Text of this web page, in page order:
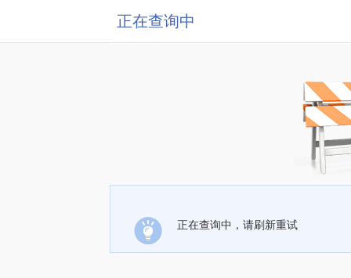
正在查询中
正在查询中，请刷新重试